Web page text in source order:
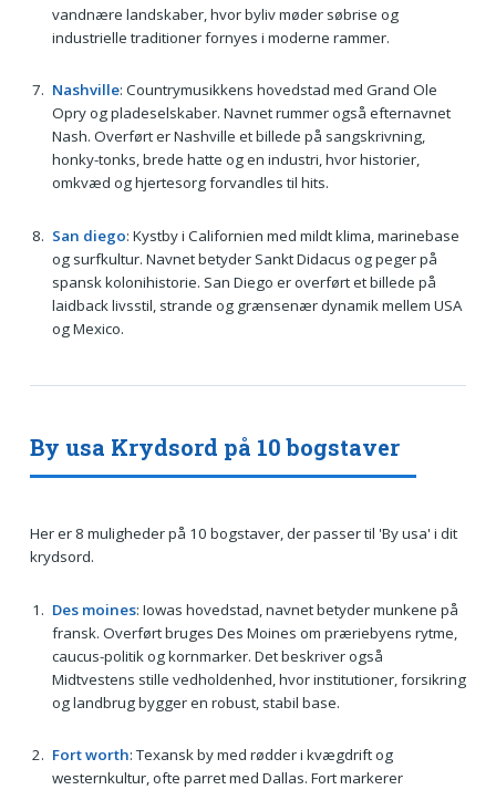
vandnære landskaber, hvor byliv møder søbrise og
industrielle traditioner fornyes i moderne rammer.
Nashville: Countrymusikkens hovedstad med Grand Ole
Opry og pladeselskaber. Navnet rummer også efternavnet
Nash. Overført er Nashville et billede på sangskrivning,
honky-tonks, brede hatte og en industri, hvor historier,
omkvæd og hjertesorg forvandles til hits.
San diego: Kystby i Californien med mildt klima, marinebase
og surfkultur. Navnet betyder Sankt Didacus og peger på
spansk kolonihistorie. San Diego er overført et billede på
laidback livsstil, strande og grænsenær dynamik mellem USA
og Mexico.
By usa Krydsord på 10 bogstaver
Her er 8 muligheder på 10 bogstaver, der passer til 'By usa' i dit
krydsord.
Des moines: Iowas hovedstad, navnet betyder munkene på
fransk. Overført bruges Des Moines om præriebyens rytme,
caucus-politik og kornmarker. Det beskriver også
Midtvestens stille vedholdenhed, hvor institutioner, forsikring
og landbrug bygger en robust, stabil base.
Fort worth: Texansk by med rødder i kvægdrift og
westernkultur, ofte parret med Dallas. Fort markerer